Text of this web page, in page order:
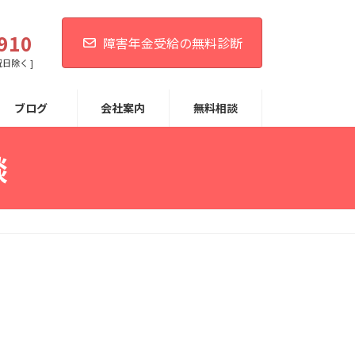
除く ]
障害年金受給の無料診断
ブログ 会社案内 無料相談